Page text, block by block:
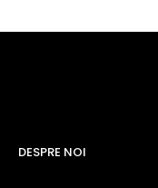
DESPRE NOI